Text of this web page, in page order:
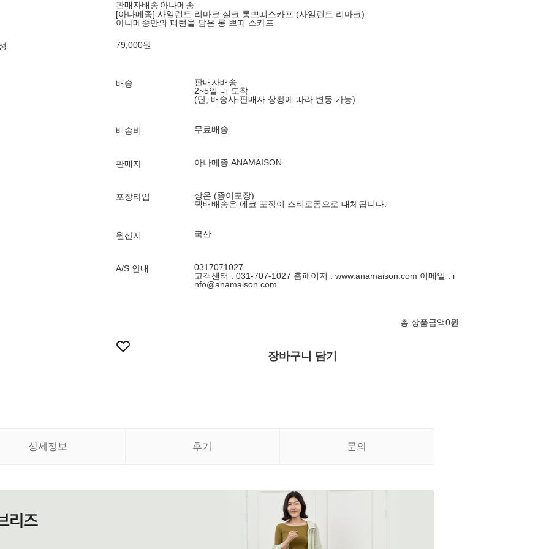
판매자배송 아나메종
[아나메종] 사일런트 리마크 실크 롱쁘띠스카프 (사일런트 리마크)
아나메종만의 패턴을 담은 롱 쁘띠 스카프
79,000원
배송
판매자배송
2~5일 내 도착
(단, 배송사·판매자 상황에 따라 변동 가능)
배송비 무료배송
판매자 아나메종 ANAMAISON
포장타입
상온 (종이포장)
택배배송은 에코 포장이 스티로폼으로 대체됩니다.
원산지 국산
A/S 안내
0317071027
고객센터 : 031-707-1027 홈페이지 : www.anamaison.com 이메일 : i
nfo@anamaison.com
총 상품금액0원
장바구니 담기
상세정보 후기 문의